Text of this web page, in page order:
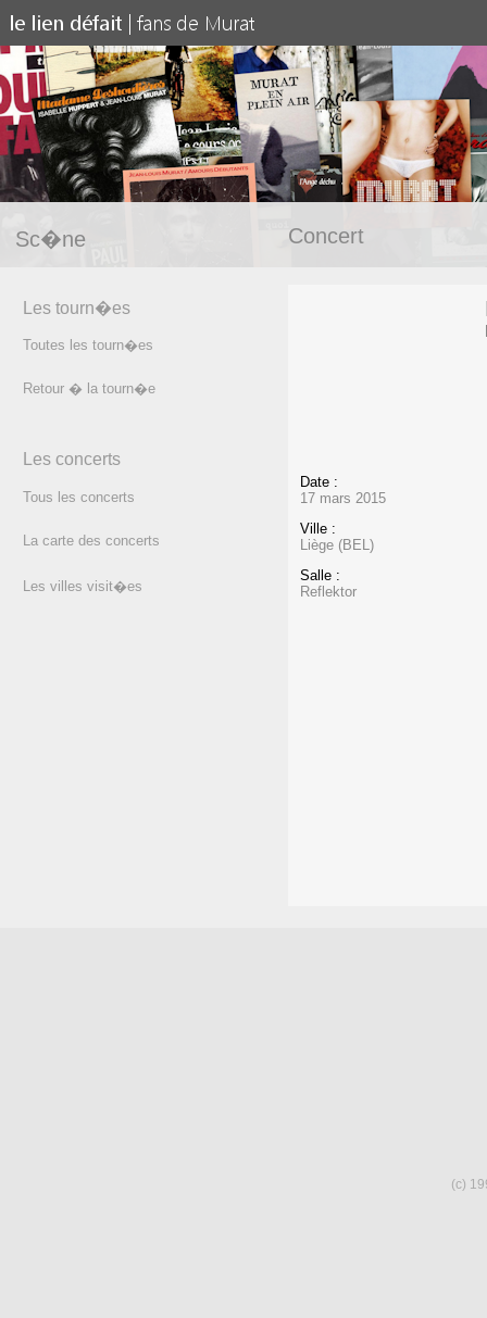
Sc�ne Concert
Les tourn�es
Toutes les tourn�es
Retour � la tourn�e
Les concerts
Tous les concerts
La carte des concerts
Les villes visit�es
Date :
17 mars 2015
Ville :
Liège (BEL)
Salle :
Reflektor
(c)